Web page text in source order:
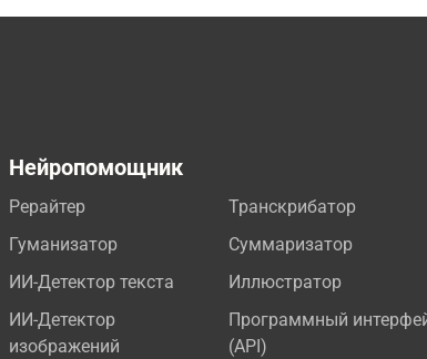
Нейропомощник
Рерайтер
Гуманизатор
ИИ-Детектор текста
ИИ-Детектор
изображений
Транскрибатор
Суммаризатор
Иллюстратор
Программный
(API)